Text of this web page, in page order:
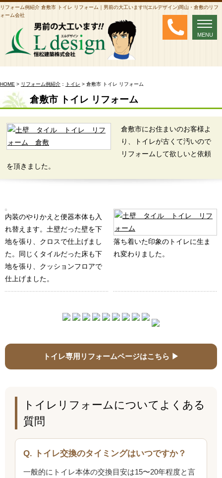
リフォーム例紹介 倉敷市 トイレ リフォーム｜男前の大工います!!(エルデザイン)岡山・倉敷のリフ
ォーム会社
MENU
HOME > リフォーム例紹介 ： トイレ > 倉敷市 トイレ リフォーム
倉敷市 トイレ リフォーム
倉敷市にお住まいのお客様よ
り、トイレが古くて汚いので
リフォームして欲しいと依頼
を頂きました。
内装のやりかえと便器本体も入
れ替えます。土壁だった壁を下
地を張り、クロスで仕上げまし
た。同じくタイルだった床も下
地を張り、クッションフロアで
仕上げました。
落ち着いた印象のトイレに生ま
れ変わりました。
トイレ専用リフォームページはこちら ▶
トイレリフォームについてよくある
質問
Q. トイレ交換のタイミングはいつですか？
一般的にトイレ本体の交換目安は15〜20年程度と言
MENU